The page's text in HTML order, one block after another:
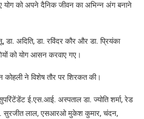
को अपने दैनिक जीवन का अभिन्न अंग बनाने
डा. अदिति, डा. रविंदर कौर और डा. प्रियंका
को योग आसन करवाए गए।
कोहली ने विशेष तौर पर शिरकत की।
ई.एस.आई. अस्पताल डा. ज्योति शर्मा, रेड
सुरजीत लाल, एसआरओ मुकेश कुमार, चंदन,